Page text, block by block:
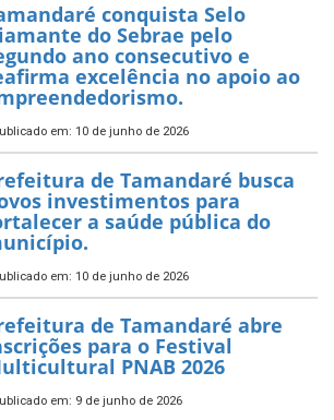
conquista Selo
do Sebrae pelo
ano consecutivo e
excelência no apoio ao
em: 10 de junho de 2026
de Tamandaré busca
investimentos para
a saúde pública do
em: 10 de junho de 2026
de Tamandaré abre
para o Festival
PNAB 2026
em: 9 de junho de 2026